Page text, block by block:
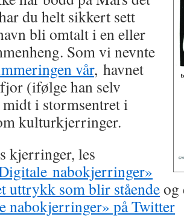
du helt sikkert sett
bli omtalt i en eller
Som vi nevnte
vår, havnet
(ifølge han selv
i stormsentret i
kulturkjerringer.
kjerringer, les
nabokjerringer»
uttrykk som blir ståendeog
nabokjerringer» på Twitter